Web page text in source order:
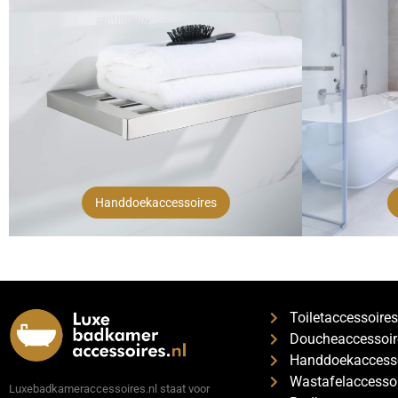
Handdoekaccessoires
Luxebadkameraccessoires.nl staat voor
Toiletaccessoires